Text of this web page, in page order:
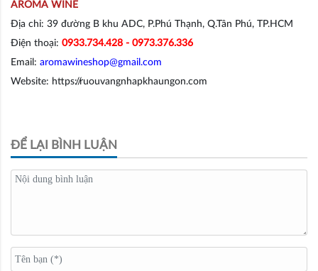
AROMA WINE
Địa chỉ: 39 đường B khu ADC, P.Phú Thạnh, Q.Tân Phú, TP.HCM
Điện thoại: 0933.734.428 - 0973.376.336
Email: aromawineshop@gmail.com
Website: https://ruouvangnhapkhaungon.com
ĐỂ LẠI BÌNH LUẬN